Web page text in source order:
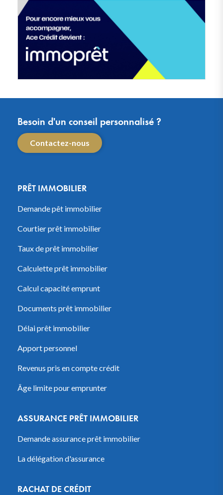
Besoin d'un conseil personnalisé ?
Contactez-nous
PRÊT IMMOBILIER
Demande pêt immobilier
Courtier prêt immobilier
Taux de prêt immobilier
Calculette prêt immobilier
Calcul capacité emprunt
Documents prêt immobilier
Délai prêt immobilier
Apport personnel
Revenus pris en compte crédit
Âge limite pour emprunter
ASSURANCE PRÊT IMMOBILIER
Demande assurance prêt immobilier
La délégation d'assurance
RACHAT DE CRÉDIT